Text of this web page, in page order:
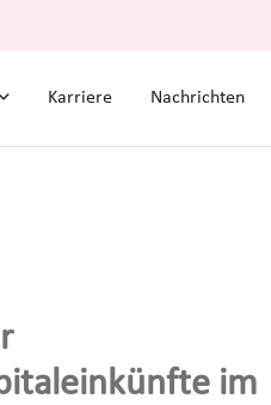
Karriere Nachrichten
im